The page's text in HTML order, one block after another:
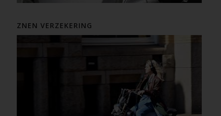
ZNEN VERZEKERING